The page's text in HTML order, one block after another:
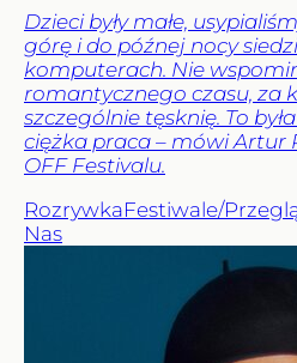
Dzieci były małe,
górę i do późnej nocy
komputerach. Nie
romantycznego czasu, za
szczególnie tęsknię. To
ciężka praca – mówi Artur
OFF Festivalu.
RozrywkaFestiwale/
Nas